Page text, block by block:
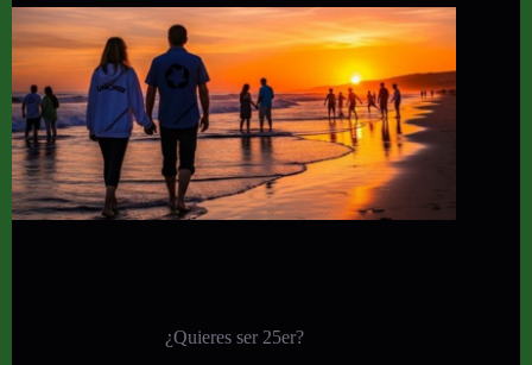
¿Quieres ser 25er?